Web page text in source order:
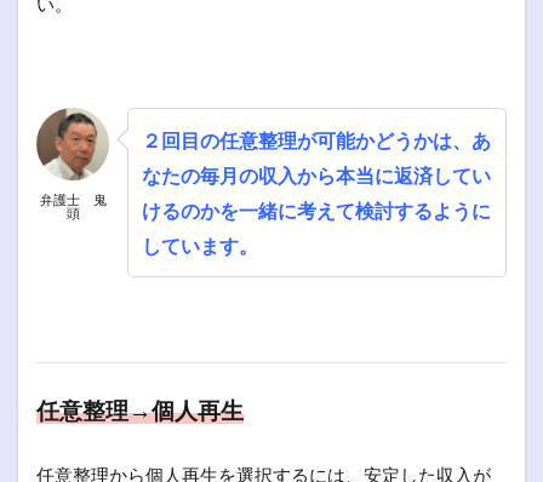
弁護士 鬼
頭
２回目の任意整理が可能かどうかは、あ
なたの毎月の収入から本当に返済してい
けるのかを一緒に考えて検討するように
しています。
任意整理→個人再生
任意整理から個人再生を選択するには、安定した収入が